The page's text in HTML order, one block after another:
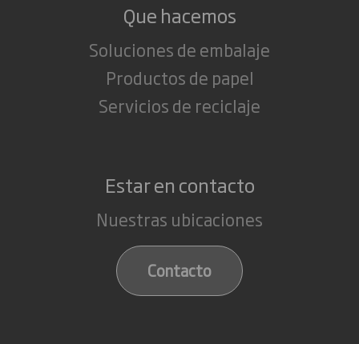
Que hacemos
Soluciones de embalaje
Productos de papel
Servicios de reciclaje
Estar en contacto
Nuestras ubicaciones
Contacto